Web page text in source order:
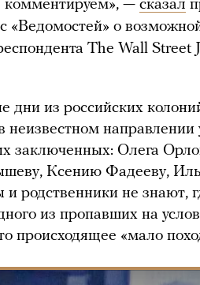
комментируем», — сказал
«Ведомостей» о
The Wall
дни из российских
неизвестном
заключенных: Олега
Ксению Фадееву,
и родственники не знают,
из пропавших на
происходящее «мало